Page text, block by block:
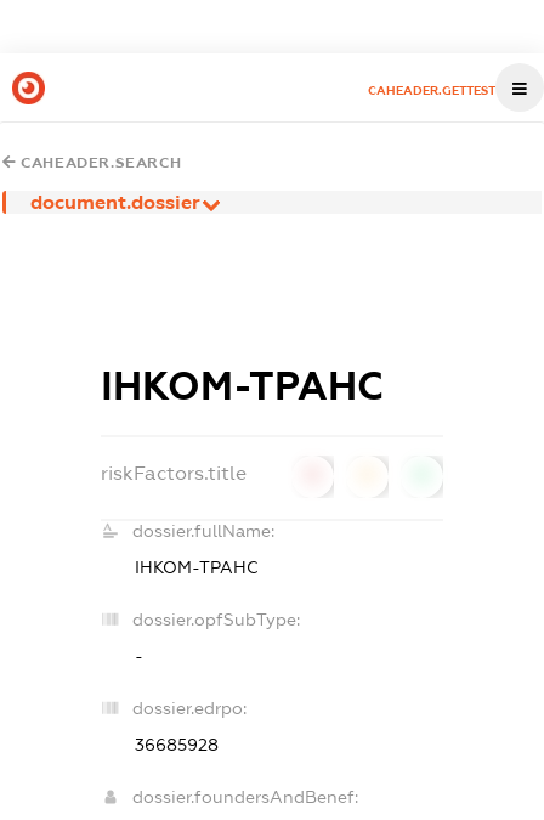
CAHEADER.GETTEST
CAHEADER.SEARCH
document.dossier
ІНКОМ-ТРАНС
riskFactors.title
dossier.fullName:
ІНКОМ-ТРАНС
dossier.opfSubType:
-
dossier.edrpo:
36685928
dossier.foundersAndBenef: